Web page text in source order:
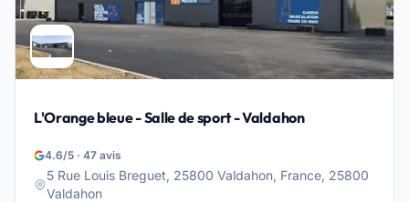
L'Orange bleue - Salle de sport - Valdahon
4.6/5 · 47 avis
5 Rue Louis Breguet, 25800 Valdahon, France, 25800
Valdahon